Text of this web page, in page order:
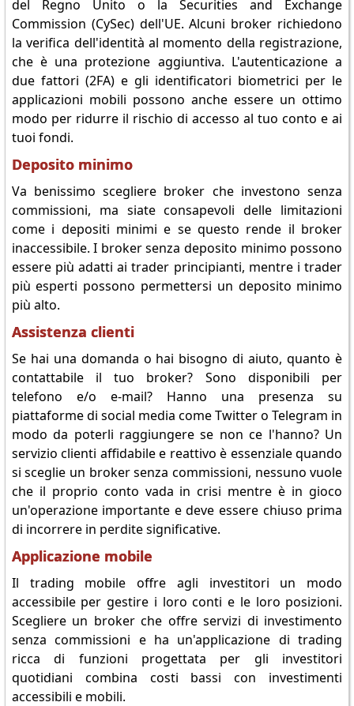
del Regno Unito o la Securities and Exchange
Commission (CySec) dell'UE. Alcuni broker richiedono
la verifica dell'identità al momento della registrazione,
che è una protezione aggiuntiva. L'autenticazione a
due fattori (2FA) e gli identificatori biometrici per le
applicazioni mobili possono anche essere un ottimo
modo per ridurre il rischio di accesso al tuo conto e ai
tuoi fondi.
Deposito minimo
Va benissimo scegliere broker che investono senza
commissioni, ma siate consapevoli delle limitazioni
come i depositi minimi e se questo rende il broker
inaccessibile. I broker senza deposito minimo possono
essere più adatti ai trader principianti, mentre i trader
più esperti possono permettersi un deposito minimo
più alto.
Assistenza clienti
Se hai una domanda o hai bisogno di aiuto, quanto è
contattabile il tuo broker? Sono disponibili per
telefono e/o e-mail? Hanno una presenza su
piattaforme di social media come Twitter o Telegram in
modo da poterli raggiungere se non ce l'hanno? Un
servizio clienti affidabile e reattivo è essenziale quando
si sceglie un broker senza commissioni, nessuno vuole
che il proprio conto vada in crisi mentre è in gioco
un'operazione importante e deve essere chiuso prima
di incorrere in perdite significative.
Applicazione mobile
Il trading mobile offre agli investitori un modo
accessibile per gestire i loro conti e le loro posizioni.
Scegliere un broker che offre servizi di investimento
senza commissioni e ha un'applicazione di trading
ricca di funzioni progettata per gli investitori
quotidiani combina costi bassi con investimenti
accessibili e mobili.